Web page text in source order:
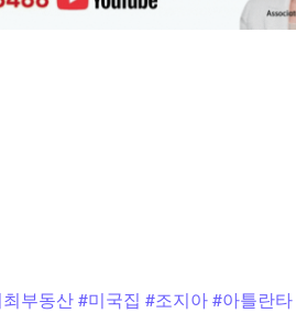
부동산#미국집 #조지아#아틀란타